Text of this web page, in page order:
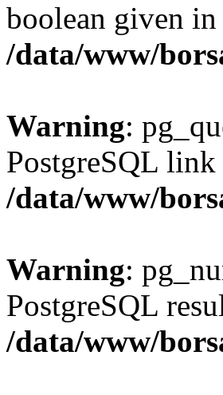
boolean given in
/data/www/
Warning:
PostgreSQL link
/data/www/
Warning:
PostgreSQL
/data/www/